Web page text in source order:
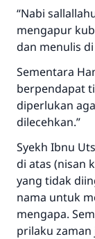
“Nabi
mengapur
dan menulis di
Sementara
berpendapat
diperlukan
dilecehkan.”
Syekh Ibnu
di atas (nisan
yang tidak
nama untuk
mengapa.
prilaku zaman